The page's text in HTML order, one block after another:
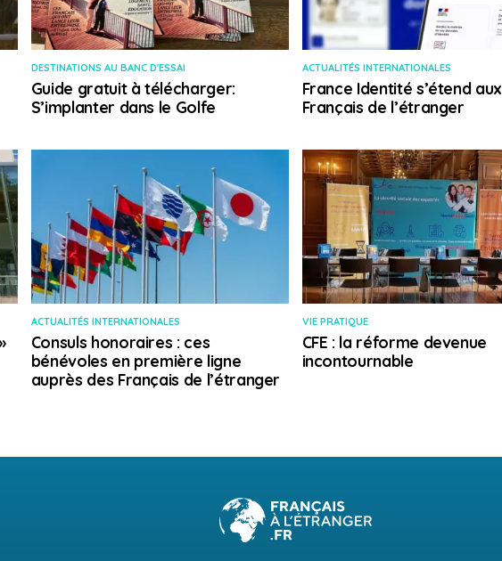
DESTINATIONS AU BANC D'ESSAI
Guide gratuit à télécharger:
S’implanter dans le Golfe
ACTUALITÉS INTERNATIONALES
France Identité s’étend aux
Français de l’étranger
ACTUALITÉS INTERNATIONALES
Consuls honoraires : ces
bénévoles en première ligne
auprès des Français de l’étranger
VIE PRATIQUE
CFE : la réforme devenue
incontournable